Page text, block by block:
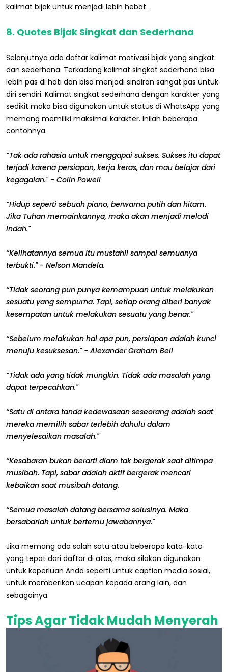
kalimat bijak untuk menjadi lebih hebat.
8. Quotes Bijak Singkat dan Sederhana
Selanjutnya ada daftar kalimat motivasi bijak yang singkat
dan sederhana. Terkadang kalimat singkat sederhana bisa
lebih pas di hati dan bisa menjadi sindiran sangat pas untuk
diri sendiri. Kalimat singkat sederhana dengan karakter yang
sedikit maka bisa digunakan untuk status di WhatsApp yang
memang memiliki maksimal karakter. Inilah beberapa
contohnya.
“Tak ada rahasia untuk menggapai sukses. Sukses itu dapat
terjadi karena persiapan, kerja keras, dan mau belajar dari
kegagalan." - Colin Powell
“Hidup seperti sebuah piano, berwarna putih dan hitam.
Jika Tuhan memainkannya, maka akan menjadi melodi
indah."
“Kelihatannya semua itu mustahil sampai semuanya
terbukti." - Nelson Mandela.
“Tidak seorang pun punya kemampuan untuk melakukan
sesuatu yang sempurna. Tapi, setiap orang diberi banyak
kesempatan untuk melakukan sesuatu yang benar."
“Sebelum melakukan hal apa pun, persiapan adalah kunci
menuju kesuksesan." - Alexander Graham Bell
“Tidak ada yang tidak mungkin. Tidak ada masalah yang
dapat terpecahkan."
“Satu di antara tanda kedewasaan seseorang adalah saat
mereka memilih sabar terlebih dahulu dalam
menyelesaikan masalah."
“Kesabaran bukan berarti diam tak bergerak saat ditimpa
musibah. Tapi, sabar adalah aktif bergerak mencari
kebaikan saat musibah datang.
“Semua masalah datang bersama solusinya. Maka
bersabarlah untuk bertemu jawabannya."
Jika memang ada salah satu atau beberapa kata-kata
yang tepat dari daftar di atas, maka silakan digunakan
untuk keperluan Anda seperti untuk caption media sosial,
untuk memberikan ucapan kepada orang lain, dan
sebagainya.
Tips Agar Tidak Mudah Menyerah